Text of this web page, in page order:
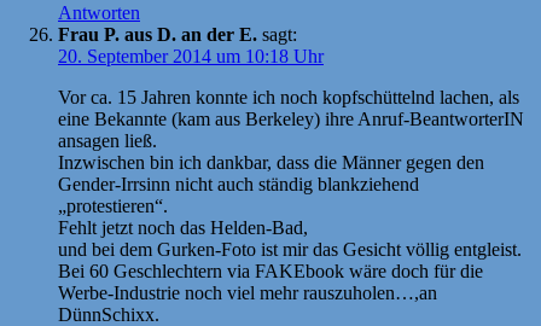
Antworten
Frau P. aus D. an der E. sagt:
20. September 2014 um 10:18 Uhr
Vor ca. 15 Jahren konnte ich noch kopfschüttelnd lachen, als
eine Bekannte (kam aus Berkeley) ihre Anruf-BeantworterIN
ansagen ließ.
Inzwischen bin ich dankbar, dass die Männer gegen den
Gender-Irrsinn nicht auch ständig blankziehend
„protestieren“.
Fehlt jetzt noch das Helden-Bad,
und bei dem Gurken-Foto ist mir das Gesicht völlig entgleist.
Bei 60 Geschlechtern via FAKEbook wäre doch für die
Werbe-Industrie noch viel mehr rauszuholen…,an
DünnSchixx.